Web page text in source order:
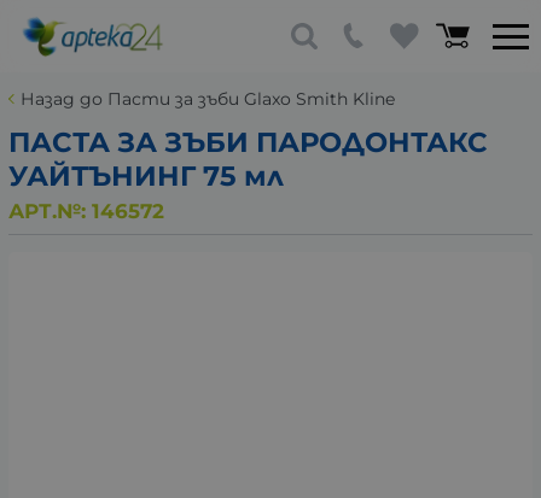
Назад до Пасти за зъби Glaxo Smith Kline
ПАСТА ЗА ЗЪБИ ПАРОДОНТАКС
УАЙТЪНИНГ 75 мл
АРТ.№: 146572